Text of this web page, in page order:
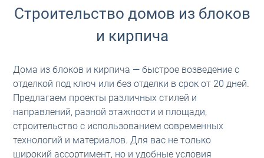
Строительство домов из блоков
и кирпича
Дома из блоков и кирпича — быстрое возведение с
отделкой под ключ или без отделки в срок от 20 дней.
Предлагаем проекты различных стилей и
направлений, разной этажности и площади,
строительство с использованием современных
технологий и материалов. Для вас не только
широкий ассортимент, но и удобные условия